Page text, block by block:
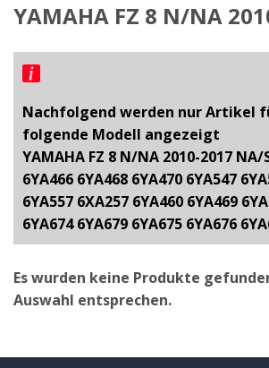
YAMAHA FZ 8 N/NA
Nachfolgend werden nur Artikel
folgende Modell angezeigt
YAMAHA FZ 8 N/NA 2010-2017 NA/
6YA466 6YA468 6YA470 6YA547
6YA557 6XA257 6YA460 6YA469
6YA674 6YA679 6YA675 6YA676
Es wurden keine Produkte
Auswahl entsprechen.